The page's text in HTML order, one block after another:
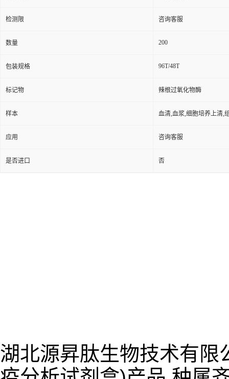
检测限 咨询客服
数量 200
包装规格 96T/48T
标记物 辣根过氧化物酶
样本 血清,血浆,细胞培养上清,
应用 咨询客服
是否进口 否
湖北源昇肽生物技术有